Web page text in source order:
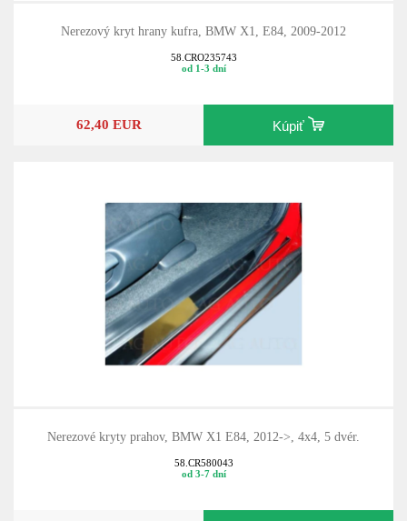
Nerezový kryt hrany kufra, BMW X1, E84, 2009-2012
58.CRO235743
od 1-3 dní
62,40 EUR Kúpiť
Nerezové kryty prahov, BMW X1 E84, 2012->, 4x4, 5 dvér.
58.CR580043
od 3-7 dní